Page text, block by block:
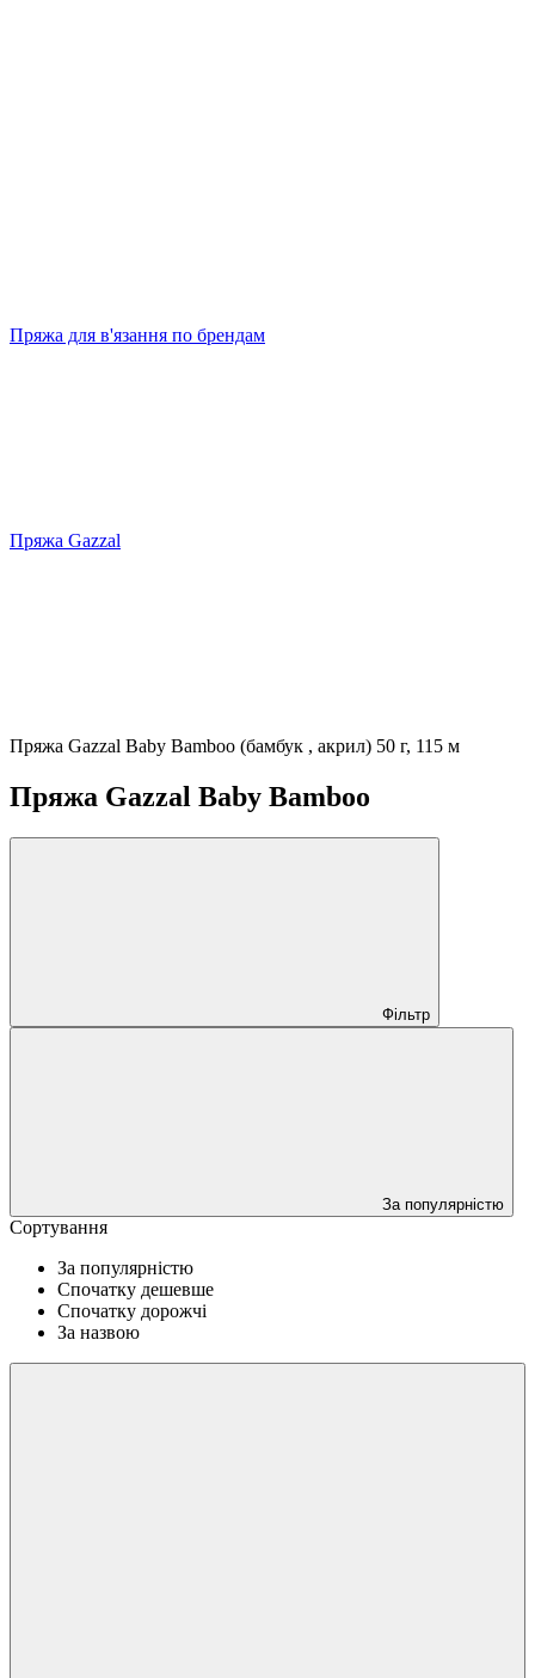
Пряжа для в'язання по брендам
Пряжа Gazzal
Пряжа Gazzal Baby Bamboo (бамбук , акрил) 50 г, 115 м
Пряжа Gazzal Baby Bamboo
Фільтр
За популярністю
Сортування
За популярністю
Спочатку дешевше
Спочатку дорожчі
За назвою